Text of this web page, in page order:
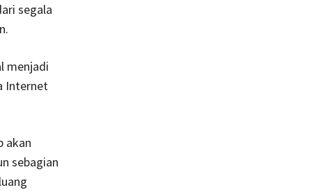
segala
menjadi
Internet
akan
sebagian